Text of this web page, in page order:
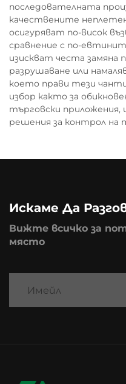
последователната
качествените
осигуряват по-висок
сравнение с по-
изискват честа замяна
разрушаване или
което прави тези
избор както за
търговски приложения,
решения за контрол
Искаме Да
Вижте всичко за
място